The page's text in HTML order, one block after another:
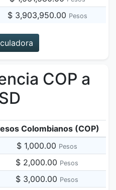
$ 3,903,950.00 Pesos
COP a
Colombianos (COP)
$ 1,000.00 Pesos
$ 2,000.00 Pesos
$ 3,000.00 Pesos